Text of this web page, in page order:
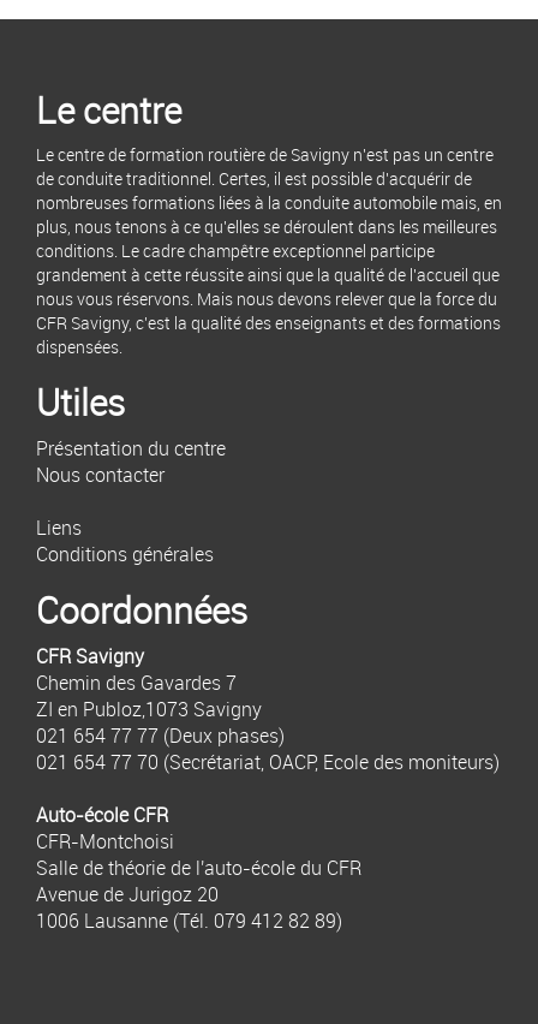
Le centre
Le centre de formation routière de Savigny n'est pas un centre
de conduite traditionnel. Certes, il est possible d'acquérir de
nombreuses formations liées à la conduite automobile mais, en
plus, nous tenons à ce qu'elles se déroulent dans les meilleures
conditions. Le cadre champêtre exceptionnel participe
grandement à cette réussite ainsi que la qualité de l'accueil que
nous vous réservons. Mais nous devons relever que la force du
CFR Savigny, c'est la qualité des enseignants et des formations
dispensées.
Utiles
Présentation du centre
Nous contacter
Liens
Conditions générales
Coordonnées
CFR Savigny
Chemin des Gavardes 7
ZI en Publoz,1073 Savigny
021 654 77 77 (Deux phases)
021 654 77 70 (Secrétariat, OACP, Ecole des moniteurs)
Auto-école CFR
CFR-Montchoisi
Salle de théorie de l'auto-école du CFR
Avenue de Jurigoz 20
1006 Lausanne (Tél. 079 412 82 89)